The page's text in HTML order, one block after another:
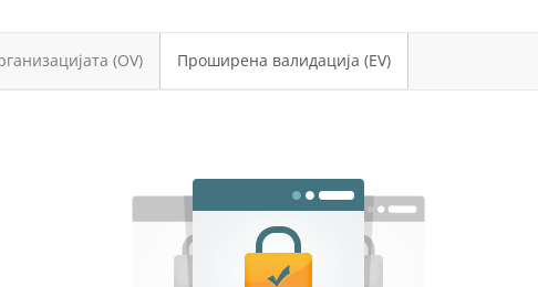
(OV) Проширена валидација (EV)